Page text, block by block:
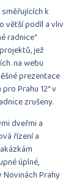
k
větší podíl a vliv
radnice“
jež
na webu
prezentace
Prahu 12“ v
zrušeny.
dveřmi a
řízení a
úplné,
Prahy